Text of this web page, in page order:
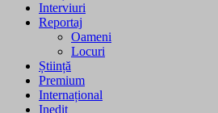
Interviuri
Reportaj
Oameni
Locuri
Știință
Premium
Internațional
Inedit